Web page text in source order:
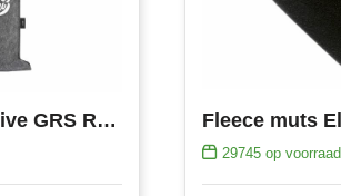
Wine Bag-to-Give GRS RPET wijntas
29745 op voorraad